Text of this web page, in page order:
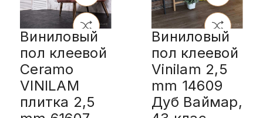
Виниловый
пол клеевой
Ceramo
VINILAM
плитка 2,5
Виниловый
пол клеевой
Vinilam 2,5
mm 14609
Дуб Ваймар,